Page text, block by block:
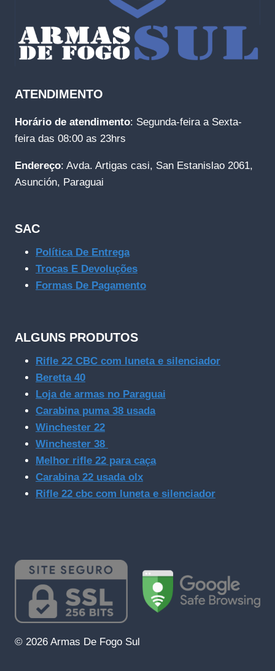
ATENDIMENTO
Horário de atendimento: Segunda-feira a Sexta-
feira das 08:00 as 23hrs
Endereço: Avda. Artigas casi, San Estanislao 2061,
Asunción, Paraguai
SAC
Política De Entrega
Trocas E Devoluções
Formas De Pagamento
ALGUNS PRODUTOS
Rifle 22 CBC com luneta e silenciador
Beretta 40
Loja de armas no Paraguai
Carabina puma 38 usada
Winchester 22
Winchester 38
Melhor rifle 22 para caça
Carabina 22 usada olx
Rifle 22 cbc com luneta e silenciador
© 2026 Armas De Fogo Sul